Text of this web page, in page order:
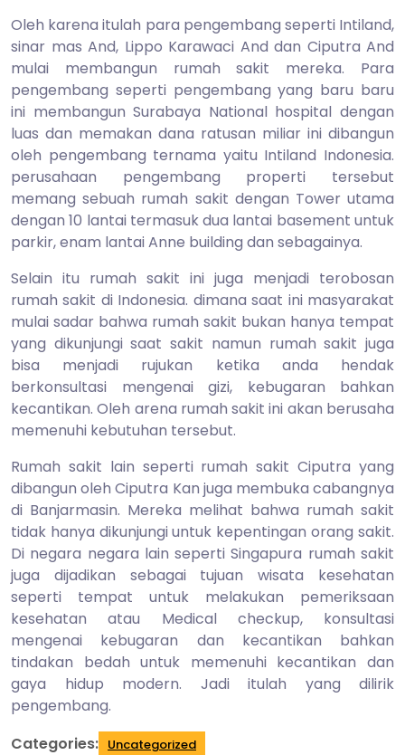
Oleh karena itulah para pengembang seperti Intiland,
sinar mas And, Lippo Karawaci And dan Ciputra And
mulai membangun rumah sakit mereka. Para
pengembang seperti pengembang yang baru baru
ini membangun Surabaya National hospital dengan
luas dan memakan dana ratusan miliar ini dibangun
oleh pengembang ternama yaitu Intiland Indonesia.
perusahaan pengembang properti tersebut
memang sebuah rumah sakit dengan Tower utama
dengan 10 lantai termasuk dua lantai basement untuk
parkir, enam lantai Anne building dan sebagainya.
Selain itu rumah sakit ini juga menjadi terobosan
rumah sakit di Indonesia. dimana saat ini masyarakat
mulai sadar bahwa rumah sakit bukan hanya tempat
yang dikunjungi saat sakit namun rumah sakit juga
bisa menjadi rujukan ketika anda hendak
berkonsultasi mengenai gizi, kebugaran bahkan
kecantikan. Oleh arena rumah sakit ini akan berusaha
memenuhi kebutuhan tersebut.
Rumah sakit lain seperti rumah sakit Ciputra yang
dibangun oleh Ciputra Kan juga membuka cabangnya
di Banjarmasin. Mereka melihat bahwa rumah sakit
tidak hanya dikunjungi untuk kepentingan orang sakit.
Di negara negara lain seperti Singapura rumah sakit
juga dijadikan sebagai tujuan wisata kesehatan
seperti tempat untuk melakukan pemeriksaan
kesehatan atau Medical checkup, konsultasi
mengenai kebugaran dan kecantikan bahkan
tindakan bedah untuk memenuhi kecantikan dan
gaya hidup modern. Jadi itulah yang dilirik
pengembang.
Categories: Uncategorized